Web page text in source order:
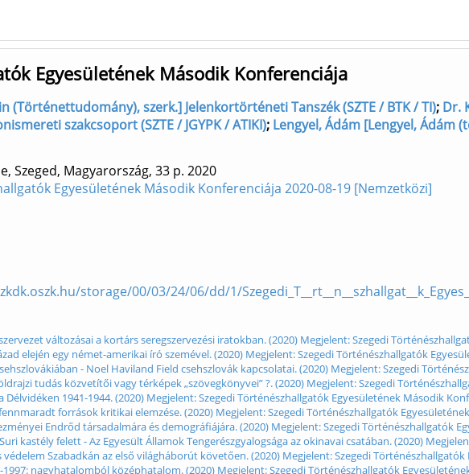
Egyesületének Második Konferenciája
(Történettudomány), szerk.] Jelenkortörténeti Tanszék (SZTE / BTK / TI); Dr.
szakcsoport (SZTE / JGYPK / ATIKI); Lengyel, Ádám [Lengyel, Ádám
Szeged, Magyarország, 33 p. 2020
Egyesületének Második Konferenciája 2020-08-19 [Nemzetközi]
storage/00/03/24/06/dd/1/
változásai a kortárs seregszervezési iratokban. (2020) Megjelent: Szegedi
elején egy német-amerikai író szemével. (2020) Megjelent: Szegedi Történészhallgatók
- Noel Haviland Field csehszlovák kapcsolatai. (2020) Megjelent: Szegedi
tudás közvetítői vagy térképek „szövegkönyvei” ?. (2020) Megjelent: Szegedi
1941-1944. (2020) Megjelent: Szegedi Történészhallgatók Egyesületének Második
források kritikai elemzése. (2020) Megjelent: Szegedi Történészhallgatók
Endrőd társadalmára és demográfiájára. (2020) Megjelent: Szegedi Történészhallgatók
kastély felett - Az Egyesült Államok Tengerészgyalogsága az okinavai csatában. (2020)
védelem Szabadkán az első világháborút követően. (2020) Megjelent: Szegedi
1997: nagyhatalomból középhatalom. (2020) Megjelent: Szegedi Történészhallgatók